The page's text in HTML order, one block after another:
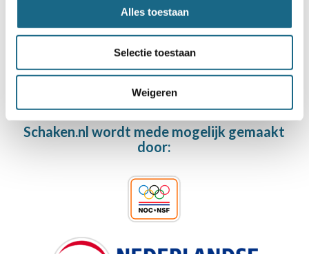
Alles toestaan
Selectie toestaan
Weigeren
Schaken.nl wordt mede mogelijk gemaakt
door: